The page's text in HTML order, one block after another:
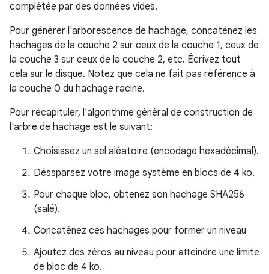
complétée par des données vides.
Pour générer l'arborescence de hachage, concaténez les
hachages de la couche 2 sur ceux de la couche 1, ceux de
la couche 3 sur ceux de la couche 2, etc. Écrivez tout
cela sur le disque. Notez que cela ne fait pas référence à
la couche 0 du hachage racine.
Pour récapituler, l'algorithme général de construction de
l'arbre de hachage est le suivant:
Choisissez un sel aléatoire (encodage hexadécimal).
Déssparsez votre image système en blocs de 4 ko.
Pour chaque bloc, obtenez son hachage SHA256
(salé).
Concaténez ces hachages pour former un niveau
Ajoutez des zéros au niveau pour atteindre une limite
de bloc de 4 ko.